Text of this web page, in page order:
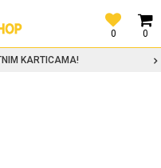
0
0
KARTICAMA!